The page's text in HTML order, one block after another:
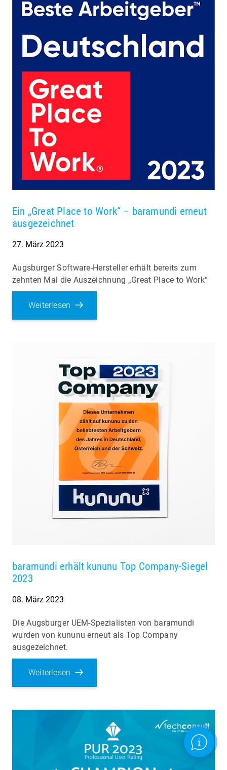
Ein „Great Place to Work“ – baramundi erneut
ausgezeichnet
27. März 2023
Augsburger Software-Hersteller erhält bereits zum
zehnten Mal die Auszeichnung „Great Place to Work“
Weiterlesen
baramundi erhält kununu Top Company-Siegel
2023
08. März 2023
Die Augsburger UEM-Spezialisten von baramundi
wurden von kununu erneut als Top Company
ausgezeichnet.
Weiterlesen